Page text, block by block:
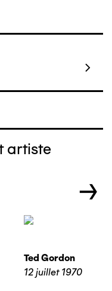
artiste
→
Ted Gordon
12 juillet 1970